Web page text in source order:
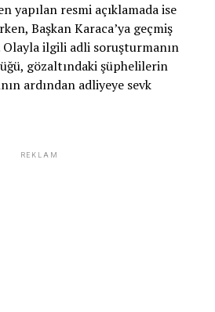
yapılan resmi açıklamada ise
Başkan Karaca’ya geçmiş
ilgili adli soruşturmanın
gözaltındaki şüphelilerin
ardından adliyeye sevk
REKLAM